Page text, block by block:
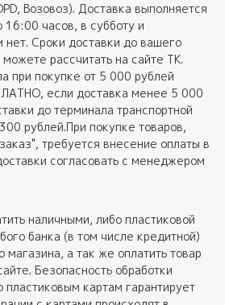
Возовоз). Доставка выполняется
часов, в субботу и
нет. Сроки доставки до вашего
рассчитать на сайте ТК.
при покупке от 5 000 рублей
если доставка менее 5 000
до терминала транспортной
рублей.При покупке товаров,
требуется внесение оплаты в
согласовать с менеджером
наличными, либо пластиковой
банка (в том числе кредитной)
а так же оплатить товар
Безопасность обработки
картам гарантирует